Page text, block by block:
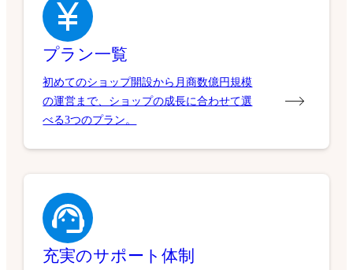
プラン一覧
初めてのショップ開設から月商数億円規模
の運営まで、ショップの成長に合わせて選
べる3つのプラン。
充実のサポート体制